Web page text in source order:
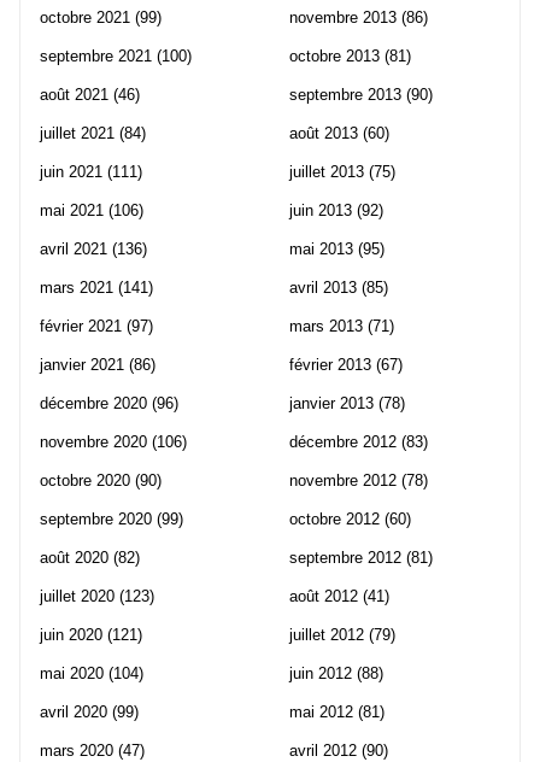
octobre 2021 (99)
septembre 2021 (100)
août 2021 (46)
juillet 2021 (84)
juin 2021 (111)
mai 2021 (106)
avril 2021 (136)
mars 2021 (141)
février 2021 (97)
janvier 2021 (86)
décembre 2020 (96)
novembre 2020 (106)
octobre 2020 (90)
septembre 2020 (99)
août 2020 (82)
juillet 2020 (123)
juin 2020 (121)
mai 2020 (104)
avril 2020 (99)
mars 2020 (47)
novembre 2013 (86)
octobre 2013 (81)
septembre 2013 (90)
août 2013 (60)
juillet 2013 (75)
juin 2013 (92)
mai 2013 (95)
avril 2013 (85)
mars 2013 (71)
février 2013 (67)
janvier 2013 (78)
décembre 2012 (83)
novembre 2012 (78)
octobre 2012 (60)
septembre 2012 (81)
août 2012 (41)
juillet 2012 (79)
juin 2012 (88)
mai 2012 (81)
avril 2012 (90)